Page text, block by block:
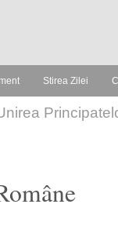
Stirea Zilei